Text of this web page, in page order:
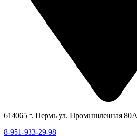
614065 г. Пермь ул. Промышленная 80А
8-951-933-29-98